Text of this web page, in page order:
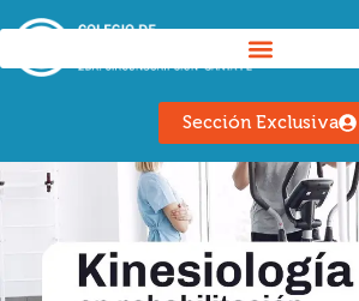
Sección Exclusiva